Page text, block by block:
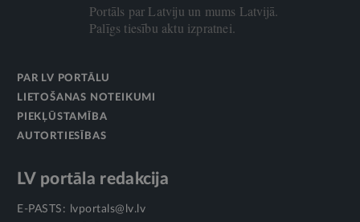
Portāls par Latviju un mums Latvijā.
Palīgs tiesību aktu izpratnei.
PAR LV PORTĀLU
LIETOŠANAS NOTEIKUMI
PIEKĻŪSTAMĪBA
AUTORTIESĪBAS
LV portāla redakcija
E-PASTS:
lvportals@lv.lv